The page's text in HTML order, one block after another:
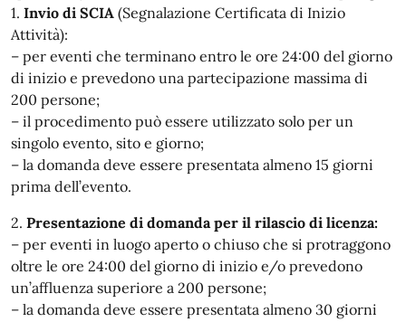
1. Invio di SCIA (Segnalazione Certificata di Inizio
Attività):
– per eventi che terminano entro le ore 24:00 del giorno
di inizio e prevedono una partecipazione massima di
200 persone;
– il procedimento può essere utilizzato solo per un
singolo evento, sito e giorno;
– la domanda deve essere presentata almeno 15 giorni
prima dell’evento.
2. Presentazione di domanda per il rilascio di licenza:
– per eventi in luogo aperto o chiuso che si protraggono
oltre le ore 24:00 del giorno di inizio e/o prevedono
un’affluenza superiore a 200 persone;
– la domanda deve essere presentata almeno 30 giorni